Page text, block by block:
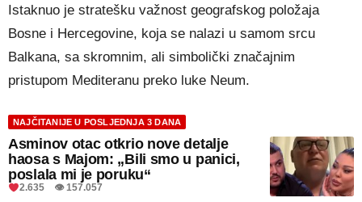
Istaknuo je stratešku važnost geografskog položaja
Bosne i Hercegovine, koja se nalazi u samom srcu
Balkana, sa skromnim, ali simbolički značajnim
pristupom Mediteranu preko luke Neum.
NAJČITANIJE U POSLJEDNJA 3 DANA
Asminov otac otkrio nove detalje
haosa s Majom: „Bili smo u panici,
poslala mi je poruku“
2.635 👁 157.057